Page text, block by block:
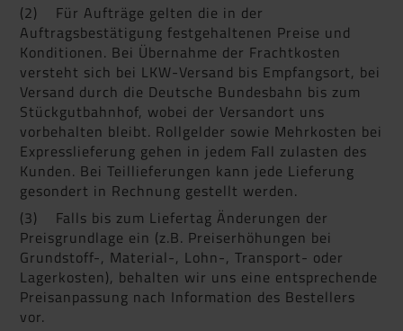
(2) Für Aufträge gelten die in der
Auftragsbestätigung festgehaltenen Preise und
Konditionen. Bei Übernahme der Frachtkosten
versteht sich bei LKW-Versand bis Empfangsort, bei
Versand durch die Deutsche Bundesbahn bis zum
Stückgutbahnhof, wobei der Versandort uns
vorbehalten bleibt. Rollgelder sowie Mehrkosten bei
Expresslieferung gehen in jedem Fall zulasten des
Kunden. Bei Teillieferungen kann jede Lieferung
gesondert in Rechnung gestellt werden.
(3) Falls bis zum Liefertag Änderungen der
Preisgrundlage ein (z.B. Preiserhöhungen bei
Grundstoff-, Material-, Lohn-, Transport- oder
Lagerkosten), behalten wir uns eine entsprechende
Preisanpassung nach Information des Bestellers
vor.